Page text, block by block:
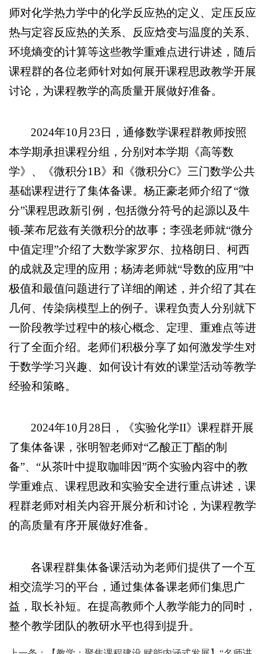
师对化学热力学中的化学反应热的定义、定压反应
热与定容反应热的关系、反应焓变与温度的关系、
环境熵变的计算等这些教学重难点进行讲述，随后
课程群的各位老师针对如何展开课程思政教学开展
讨论，为课程教学的高质量开展做好准备。
2024年10月23日，通修数学课程群教师按照
本学期承担课程分组，分别对本学期《高等数
学》、《微积分1B》和《微积分C》三门数学公共
基础课程进行了集体备课。杨正豪老师介绍了“微
分”课程思政新引例，包括微分符号的起源以及牛
顿-莱布尼兹有关微积分的故事；李强老师就“微分
中值定理”介绍了大数学家罗尔、拉格朗日、柯西
的成就及定理的应用；杨涛老师就“导数的应用”中
极值和最值问题进行了详细的阐述，并介绍了其在
几何、传染病模型上的例子。课程负责人分别就下
一阶段教学过程中的核心概念、定理、重难点等进
行了全面介绍。老师们积极分享了如何激发学生对
于数学学习兴趣、如何设计有效的课堂活动等教学
经验和策略。
2024年10月28日，《实验化学II》课程群开展
了集体备课，张明智老师对“乙酸正丁酯的制
备”、“从茶叶中提取咖啡因”两个实验内容中的教
学重难点、课程思政和实验安全进行重点讲述，课
程群老师对相关内容开展分析和讨论，为课程教学
的高质量有序开展做好准备。
各课程群集体备课活动为老师们提供了一个互
相交流学习的平台，通过集体备课老师们集思广
益，取长补短。在提高教师个人教学能力的同时，
整个教学团队的教研水平也得到提升。